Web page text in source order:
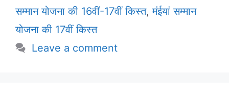
सम्मान योजना की 16वीं-17वीं किस्त,मंईयां सम्मान
योजना की 17वीं किस्त
Leave a comment